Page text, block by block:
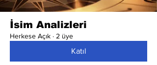
İsim Analizleri
Herkese Açık · 2 üye
Katıl